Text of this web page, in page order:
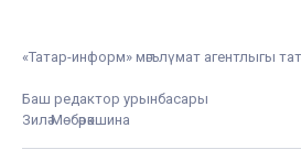
«Татар-информ» мәгълүмат агентлыгы
Баш редактор урынбасары
Зилә Мөбәрәкшина